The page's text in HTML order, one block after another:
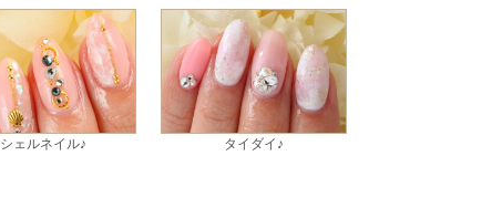
シェルネイル♪ タイダイ♪